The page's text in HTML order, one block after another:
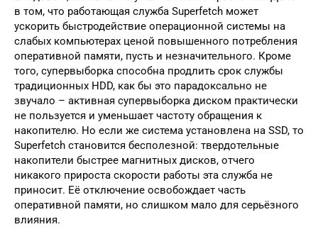
в том, что работающая служба Superfetch может
ускорить быстродействие операционной системы на
слабых компьютерах ценой повышенного потребления
оперативной памяти, пусть и незначительного. Кроме
того, супервыборка способна продлить срок службы
традиционных HDD, как бы это парадоксально не
звучало – активная супервыборка диском практически
не пользуется и уменьшает частоту обращения к
накопителю. Но если же система установлена на SSD, то
Superfetch становится бесполезной: твердотельные
накопители быстрее магнитных дисков, отчего
никакого прироста скорости работы эта служба не
приносит. Её отключение освобождает часть
оперативной памяти, но слишком мало для серьёзного
влияния.